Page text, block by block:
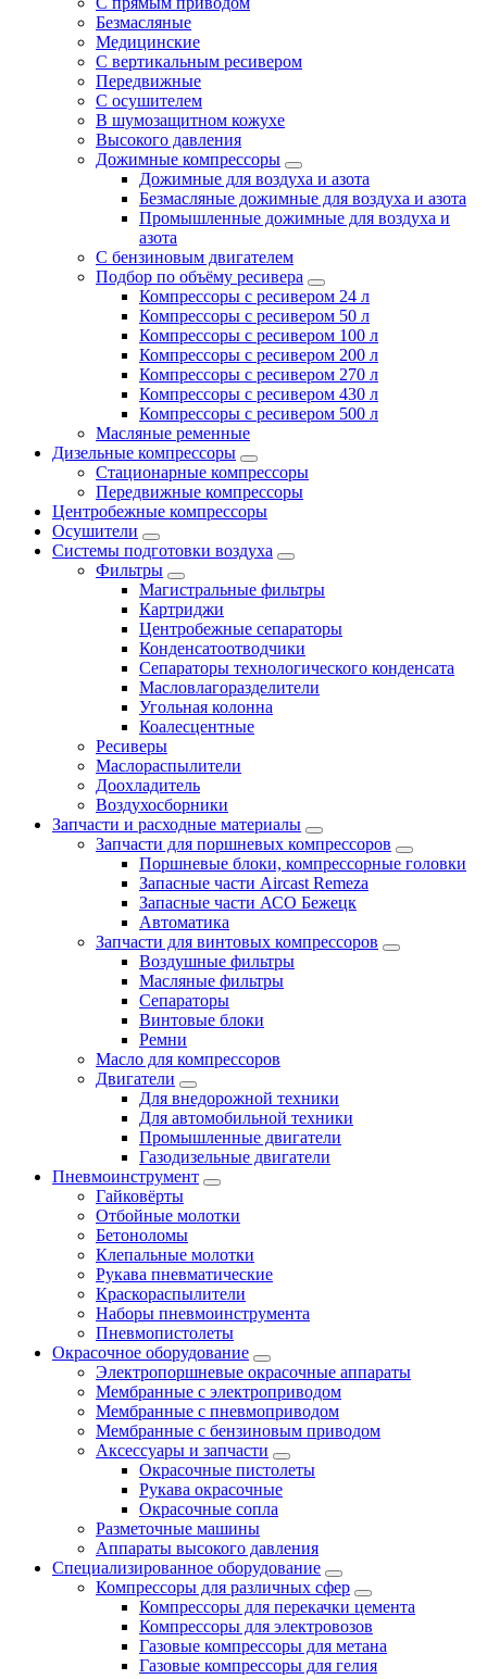
Безмасляные
Медицинские
С вертикальным ресивером
Передвижные
С осушителем
В шумозащитном кожухе
Высокого давления
Дожимные компрессоры
Дожимные для воздуха и азота
Безмасляные дожимные для воздуха и азота
Промышленные дожимные для воздуха и
азота
С бензиновым двигателем
Подбор по объёму ресивера
Компрессоры с ресивером 24 л
Компрессоры с ресивером 50 л
Компрессоры с ресивером 100 л
Компрессоры с ресивером 200 л
Компрессоры с ресивером 270 л
Компрессоры с ресивером 430 л
Компрессоры с ресивером 500 л
Масляные ременные
Дизельные компрессоры
Стационарные компрессоры
Передвижные компрессоры
Центробежные компрессоры
Осушители
Системы подготовки воздуха
Фильтры
Магистральные фильтры
Картриджи
Центробежные сепараторы
Конденсатоотводчики
Сепараторы технологического конденсата
Масловлагоразделители
Угольная колонна
Коалесцентные
Ресиверы
Маслораспылители
Доохладитель
Воздухосборники
Запчасти и расходные материалы
Запчасти для поршневых компрессоров
Поршневые блоки, компрессорные головки
Запасные части Aircast Remeza
Запасные части АСО Бежецк
Автоматика
Запчасти для винтовых компрессоров
Воздушные фильтры
Масляные фильтры
Сепараторы
Винтовые блоки
Ремни
Масло для компрессоров
Двигатели
Для внедорожной техники
Для автомобильной техники
Промышленные двигатели
Газодизельные двигатели
Пневмоинструмент
Гайковёрты
Отбойные молотки
Бетоноломы
Клепальные молотки
Рукава пневматические
Краскораспылители
Наборы пневмоинструмента
Пневмопистолеты
Окрасочное оборудование
Электропоршневые окрасочные аппараты
Мембранные с электроприводом
Мембранные с пневмоприводом
Мембранные с бензиновым приводом
Аксессуары и запчасти
Окрасочные пистолеты
Рукава окрасочные
Окрасочные сопла
Разметочные машины
Аппараты высокого давления
Специализированное оборудование
Компрессоры для различных сфер
Компрессоры для перекачки цемента
Компрессоры для электровозов
Газовые компрессоры для метана
Газовые компрессоры для гелия